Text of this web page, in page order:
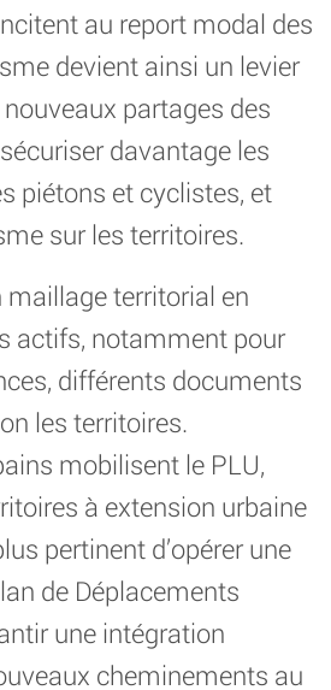
au report modal des
devient ainsi un levier
partages des
davantage les
piétons et cyclistes, et
sur les territoires.
maillage territorial en
actifs, notamment pour
différents documents
les territoires.
mobilisent le PLU,
à extension urbaine
pertinent d’opérer une
de Déplacements
une intégration
cheminements au